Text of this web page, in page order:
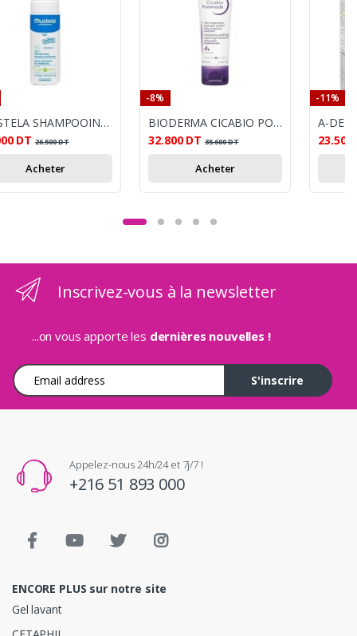
MUSTELA SHAMPOOING MOUSSE NOURRISSON CROUTE LAIT 150ML
DT 26.500DT
Acheter
-8%
BIODERMA CICABIO POMMADE 40ML
32.800 DT 35.600DT
Acheter
-11%
23.500
Inscrivez-vous à la newsletter
...on vous apporte les dernières nouvelles !
Adresse e-mail
S'inscrire
Appelez-nous 24h/24 et 7j/7 !
+216 51 893 000
ENCORE PLUS sur notre site
Gel lavant